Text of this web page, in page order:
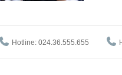
Hotline: 024.36.555.655